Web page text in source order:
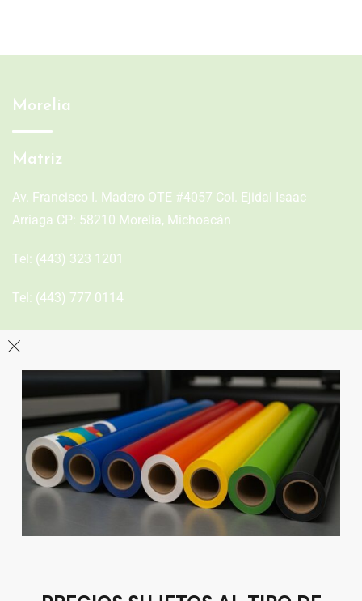
Morelia
Matriz
Av. Francisco I. Madero OTE #4057 Col. Ejidal Isaac
Arriaga CP: 58210 Morelia, Michoacán
Tel: (443) 323 1201
Tel: (443) 777 0114
León
Sucursal
Av del Astillero 129 Centro bodeguero Las Trojes León,
Guanajuato
Tel:(477) 776 8994